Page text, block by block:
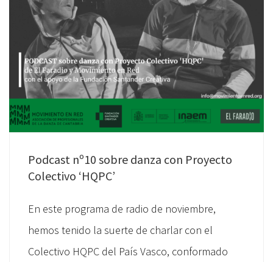
Podcast nº10 sobre danza con Proyecto
Colectivo ‘HQPC’
En este programa de radio de noviembre,
hemos tenido la suerte de charlar con el
Colectivo HQPC del País Vasco, conformado